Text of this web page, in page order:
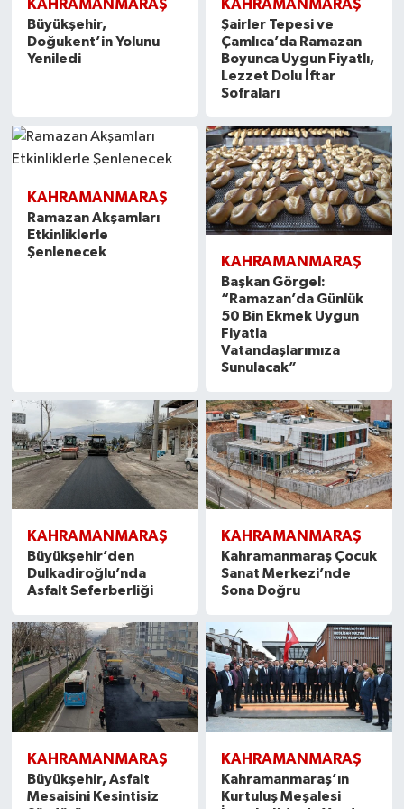
KAHRAMANMARAŞ
Büyükşehir,
Doğukent’in Yolunu
Yeniledi
KAHRAMANMARAŞ
Şairler Tepesi ve
Çamlıca’da Ramazan
Boyunca Uygun Fiyatlı,
Lezzet Dolu İftar
Sofraları
KAHRAMANMARAŞ
Ramazan Akşamları
Etkinliklerle
Şenlenecek
KAHRAMANMARAŞ
Başkan Görgel:
“Ramazan’da Günlük
50 Bin Ekmek Uygun
Fiyatla
Vatandaşlarımıza
Sunulacak”
KAHRAMANMARAŞ
Büyükşehir’den
Dulkadiroğlu’nda
Asfalt Seferberliği
KAHRAMANMARAŞ
Kahramanmaraş Çocuk
Sanat Merkezi’nde
Sona Doğru
KAHRAMANMARAŞ
Büyükşehir, Asfalt
Mesaisini Kesintisiz
KAHRAMANMARAŞ
Kahramanmaraş’ın
Kurtuluş Meşalesi